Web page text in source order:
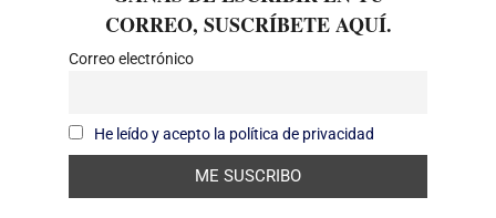
CORREO, SUSCRÍBETE AQUÍ.
Correo electrónico
He leído y acepto la política de privacidad